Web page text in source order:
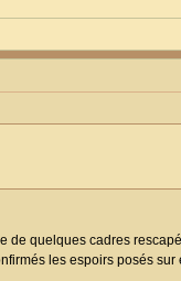
de quelques cadres
les espoirs posés sur